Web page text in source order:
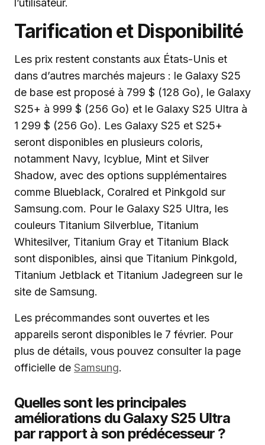
l’utilisateur.
Tarification et Disponibilité
Les prix restent constants aux États-Unis et
dans d’autres marchés majeurs : le Galaxy S25
de base est proposé à 799 $ (128 Go), le Galaxy
S25+ à 999 $ (256 Go) et le Galaxy S25 Ultra à
1 299 $ (256 Go). Les Galaxy S25 et S25+
seront disponibles en plusieurs coloris,
notamment Navy, Icyblue, Mint et Silver
Shadow, avec des options supplémentaires
comme Blueblack, Coralred et Pinkgold sur
Samsung.com. Pour le Galaxy S25 Ultra, les
couleurs Titanium Silverblue, Titanium
Whitesilver, Titanium Gray et Titanium Black
sont disponibles, ainsi que Titanium Pinkgold,
Titanium Jetblack et Titanium Jadegreen sur le
site de Samsung.
Les précommandes sont ouvertes et les
appareils seront disponibles le 7 février. Pour
plus de détails, vous pouvez consulter la page
officielle de Samsung.
Quelles sont les principales
améliorations du Galaxy S25 Ultra
par rapport à son prédécesseur ?